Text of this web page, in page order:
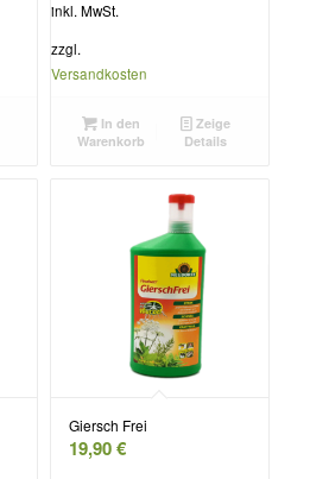
inkl. MwSt.
zzgl.
Versandkosten
In den
Warenkorb
Zeige
Details
Giersch Frei
19,90€